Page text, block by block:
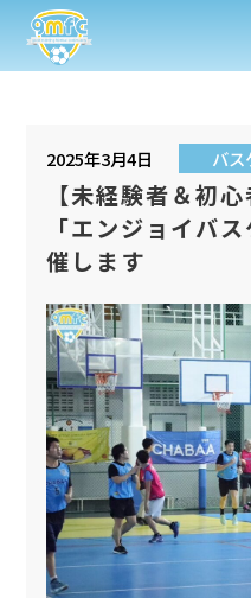
2025年3月4日 バ
【未経験者＆初
「エンジョイバ
催します